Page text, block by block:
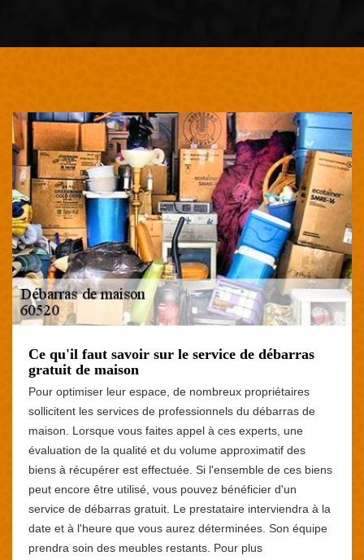
Ce qu'il faut savoir sur le service de débarras
gratuit de maison
Pour optimiser leur espace, de nombreux propriétaires
sollicitent les services de professionnels du débarras de
maison. Lorsque vous faites appel à ces experts, une
évaluation de la qualité et du volume approximatif des
biens à récupérer est effectuée. Si l'ensemble de ces biens
peut encore être utilisé, vous pouvez bénéficier d'un
service de débarras gratuit. Le prestataire interviendra à la
date et à l'heure que vous aurez déterminées. Son équipe
prendra soin des meubles restants. Pour plus